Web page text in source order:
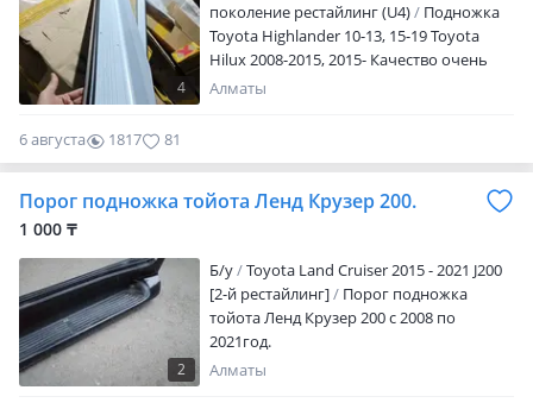
4
поколение рестайлинг (U4)
Подножка
Toyota Highlander 10-13, 15-19 Toyota
Hilux 2008-2015, 2015- Качество очень
хорошее, отправка по регионам
Алматы
6 августа 1817 81
Порог подножка тойота Ленд Крузер 200.
1 000 ₸
2
Б/y
Toyota Land Cruiser 2015 - 2021 J200
[2-й рестайлинг]
Порог подножка
тойота Ленд Крузер 200 с 2008 по
2021год.
Алматы